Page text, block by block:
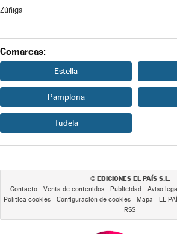
Zúñiga
Comarcas:
Estella
Pamplona
Tudela
© EDICIONES EL PAÍS S.L.
Contacto Venta de contenidos Publicidad Aviso
Política cookies
Configuración de cookies Mapa EL
RSS